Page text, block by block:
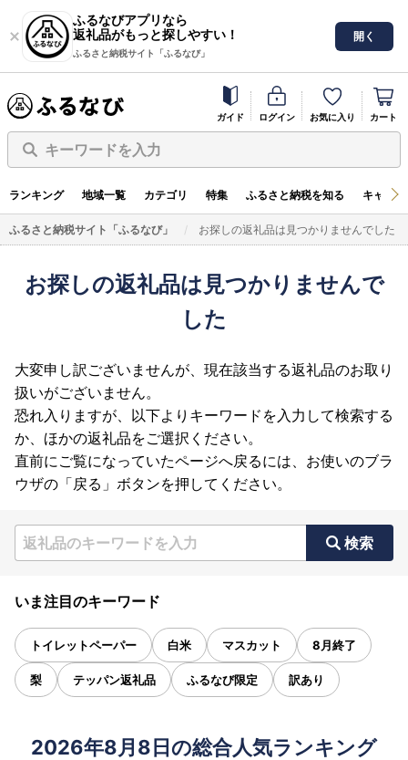
ふるなびアプリなら
返礼品がもっと探しやすい！
ふるさと納税サイト「ふるなび」
開く
ガイド ログイン お気に入り カート
キーワードを入力
ランキング 地域一覧 カテゴリ 特集 ふるさと納税を知る キャン
ふるさと納税サイト「ふるなび」 お探しの返礼品は見つかりませんでした
お探しの返礼品は見つかりませんで
した
大変申し訳ございませんが、現在該当する返礼品のお取り
扱いがございません。
恐れ入りますが、以下よりキーワードを入力して検索する
か、ほかの返礼品をご選択ください。
直前にご覧になっていたページへ戻るには、お使いのブラ
ウザの「戻る」ボタンを押してください。
検索
いま注目のキーワード
トイレットペーパー 白米 マスカット 8月終了
梨 テッパン返礼品 ふるなび限定 訳あり
2026年8月8日の総合人気ランキング